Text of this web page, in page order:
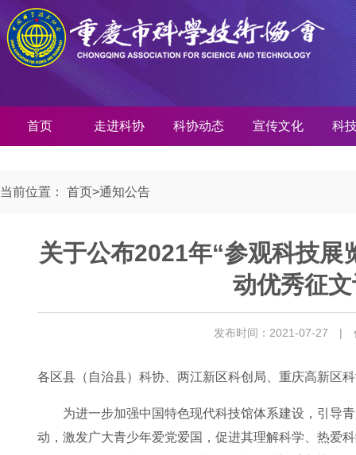
首页 走进科协 科协动态 宣传文化 科
当前位置： 首页>通知公告
关于公布2021年“参观科技展
动优秀征
发布时间：2021-07-27 |
各区县（自治县）科协、两江新区科创局、重庆高新区
为进一步加强中国特色现代科技馆体系建设，引导
动，激发广大青少年爱党爱国，促进其理解科学、热爱